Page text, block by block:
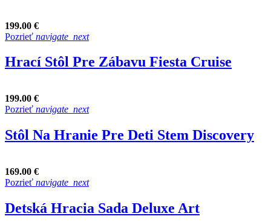
199.00 €
Pozrieť navigate_next
Hrací Stôl Pre Zábavu Fiesta Cruise
199.00 €
Pozrieť navigate_next
Stôl Na Hranie Pre Deti Stem Discovery
169.00 €
Pozrieť navigate_next
Detská Hracia Sada Deluxe Art